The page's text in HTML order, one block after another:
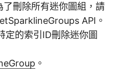
刪除所有迷你圖組，請
API。
定的索引ID刪除迷你圖
。